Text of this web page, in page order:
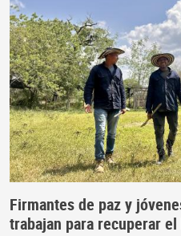
Firmantes de paz y
trabajan para recuperar